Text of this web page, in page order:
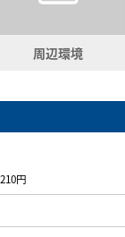
周辺環境
円